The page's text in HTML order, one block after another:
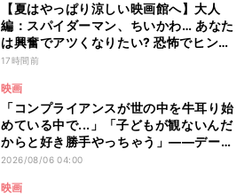
【夏はやっぱり涼しい映画館へ】大人
編：スパイダーマン、ちいかわ… あなた
は興奮でアツくなりたい? 恐怖でヒンヤ
リしたい? - 編集部が注目する最新映画5
17時間前
映画
「コンプライアンスが世の中を牛耳り始
めている中で...」「子どもが観ないんだ
からと好き勝手やっちゃう」――デーモ
ン閣下が語る映画『レディ・オア・ノッ
2026/08/06 04:00
映画